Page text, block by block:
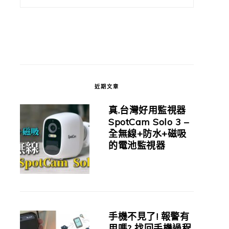
近期文章
真.台灣好用監視器
SpotCam Solo 3 –
全無線+防水+磁吸
的電池監視器
手機不見了! 報警有